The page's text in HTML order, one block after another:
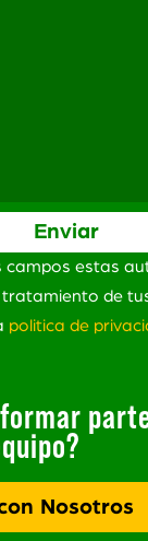
campos estas
tratamiento de
politica de
Nosotros